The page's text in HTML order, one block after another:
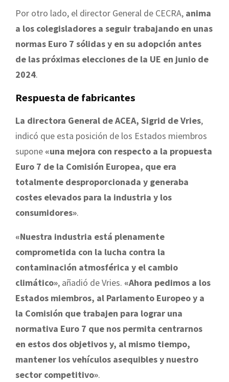
Por otro lado, el director General de CECRA, anima
a los colegisladores a seguir trabajando en unas
normas Euro 7 sólidas y en su adopción antes
de las próximas elecciones de la UE en junio de
2024.
Respuesta de fabricantes
La directora General de ACEA, Sigrid de Vries,
indicó que esta posición de los Estados miembros
supone «una mejora con respecto a la propuesta
Euro 7 de la Comisión Europea, que era
totalmente desproporcionada y generaba
costes elevados para la industria y los
consumidores».
«Nuestra industria está plenamente
comprometida con la lucha contra la
contaminación atmosférica y el cambio
climático», añadió de Vries. «Ahora pedimos a los
Estados miembros, al Parlamento Europeo y a
la Comisión que trabajen para lograr una
normativa Euro 7 que nos permita centrarnos
en estos dos objetivos y, al mismo tiempo,
mantener los vehículos asequibles y nuestro
sector competitivo».